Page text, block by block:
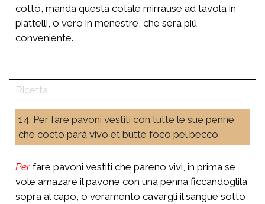
cotto, manda questa cotale mirrause ad tavola in
piattelli, o vero in menestre, che serà più
conveniente.
14. Per fare pavoni vestiti con tutte le sue penne
che cocto parà vivo et butte foco pel becco
Perfare pavoni vestiti che pareno vivi, in prima se
vole amazare il pavone con una penna ficcandoglila
sopra al capo, o veramento cavargli il sangue sotto